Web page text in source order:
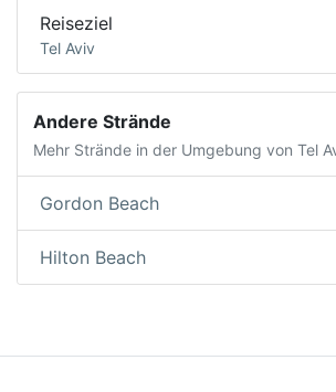
Reiseziel
Tel Aviv
Andere Strände
Mehr Strände in der Umgebung von Tel
Gordon Beach
Hilton Beach